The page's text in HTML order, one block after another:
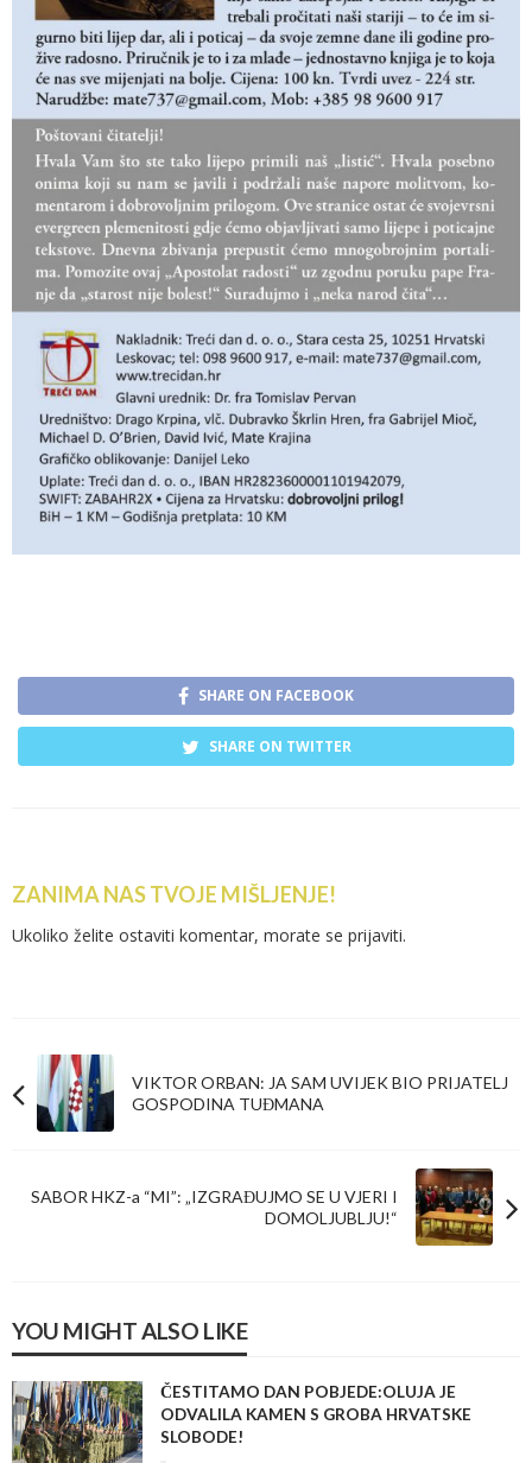
SHARE ON FACEBOOK
SHARE ON TWITTER
ZANIMA NAS TVOJE MIŠLJENJE!
Ukoliko želite ostaviti komentar, morate se prijaviti.
VIKTOR ORBAN: JA SAM UVIJEK BIO PRIJATELJ
GOSPODINA TUĐMANA
SABOR HKZ-a “MI”: „IZGRAĐUJMO SE U VJERI I
DOMOLJUBLJU!“
YOU MIGHT ALSO LIKE
ČESTITAMO DAN POBJEDE:OLUJA JE
ODVALILA KAMEN S GROBA HRVATSKE
SLOBODE!